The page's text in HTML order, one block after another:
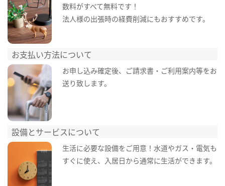
数料がすべて無料です！
法人様の出張時の経費削減にもおすすめです。
お支払い方法について
お申し込み確定後、ご請求書・ご利用案内等をお
送り致します。
設備とサービスについて
生活に必要な設備をご用意！水道やガス・電気も
すぐに使え、入居日から通常に生活ができます。